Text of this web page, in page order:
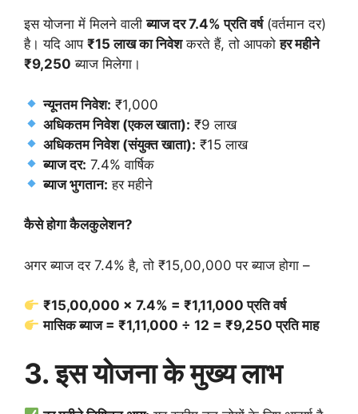
इस योजना में मिलने वालीब्याज दर 7.4% प्रति वर्ष(वर्तमान दर)
है। यदि आप ₹15 लाख का निवेशकरते हैं, तो आपकोहर महीने
₹9,250 ब्याज मिलेगा।
न्यूनतम निवेश: ₹1,000
अधिकतम निवेश (एकल खाता): ₹9 लाख
अधिकतम निवेश (संयुक्त खाता): ₹15 लाख
ब्याज दर: 7.4% वार्षिक
ब्याज भुगतान: हर महीने
कैसे होगा कैलकुलेशन?
अगर ब्याज दर 7.4% है, तो ₹15,00,000 पर ब्याज होगा –
₹15,00,000 × 7.4% = ₹1,11,000 प्रति वर्ष
मासिक ब्याज = ₹1,11,000 ÷ 12 = ₹9,250 प्रति माह
3. इस योजना के मुख्य लाभ